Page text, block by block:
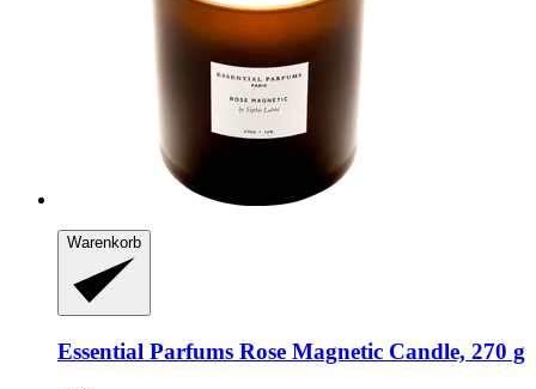
Warenkorb
Essential Parfums Rose Magnetic Candle, 270 g